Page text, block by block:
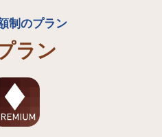
制のプラン
ラン